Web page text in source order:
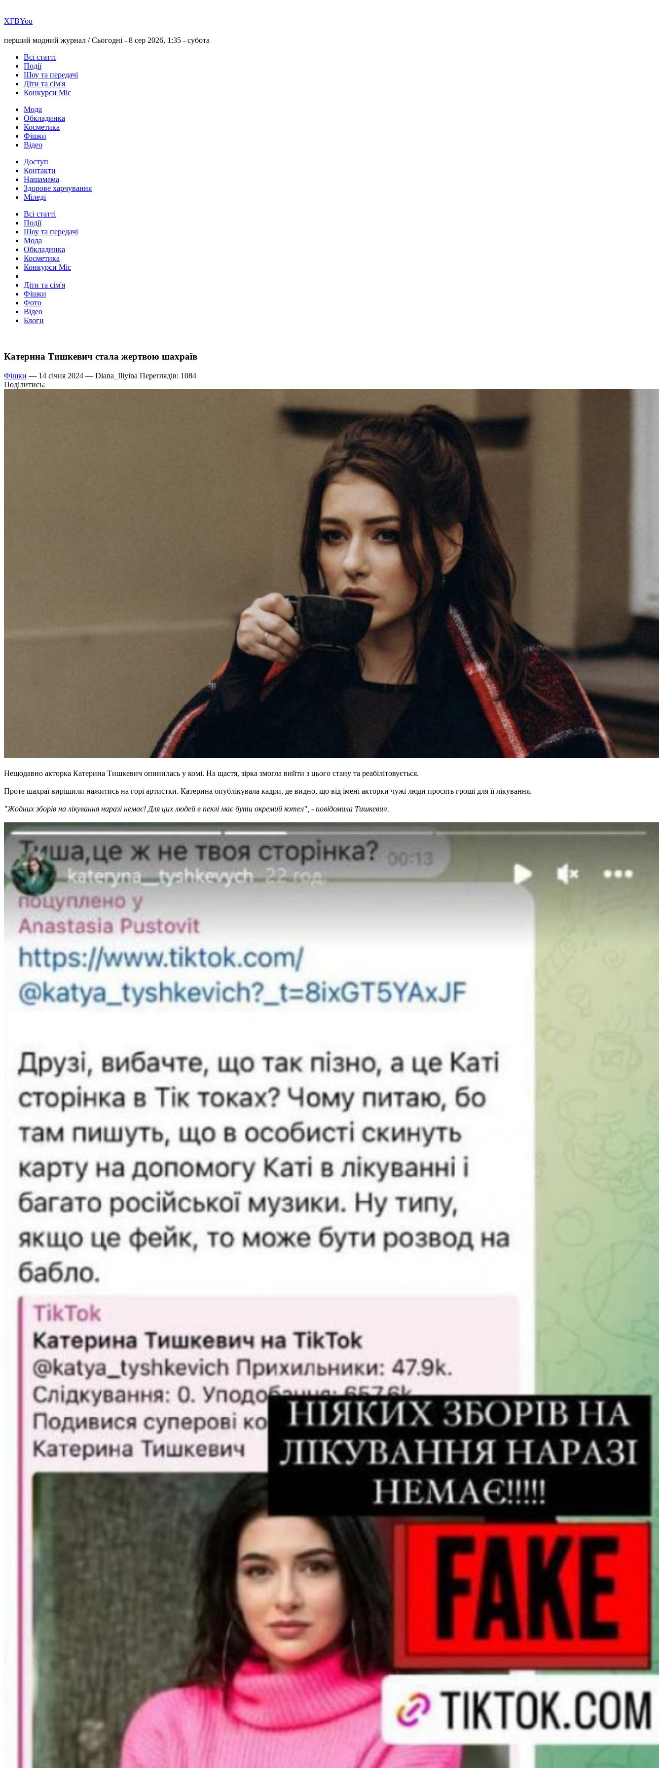
ХFBYou
перший модний журнал /Сьогодні - 8 сер 2026, 1:35 - субота
Всі статті
Події
Шоу та передачі
Діти та сім'я
Конкурси Міс
Мода
Обкладинка
Косметика
Фішки
Відео
Доступ
Контакти
Нашамама
Здорове харчування
Міледі
Всі статті
Події
Шоу та передачі
Мода
Обкладинка
Косметика
Конкурси Міс
Діти та сім'я
Фішки
Фото
Відео
Блоги
Катерина Тишкевич стала жертвою шахраїв
Фішки — 14 січня 2024 — Diana_Iliyina Переглядів: 1084
Поділитись:
Нещодавно акторка Катерина Тишкевич опинилась у комі. На щастя, зірка змогла вийти з цього стану та реабілітовується.
Проте шахраї вирішили нажитись на горі артистки. Катерина опублікувала кадри, де видно, що від імені акторки чужі люди просять гроші для її лікування.
"Жодних зборів на лікування наразі немає! Для цих людей в пеклі має бути окремий котел", - повідомила Тишкевич.